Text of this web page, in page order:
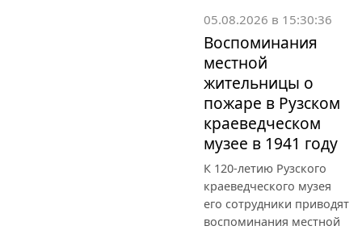
05.08.2026 в 15:30:36
Воспоминания
местной
жительницы о
пожаре в Рузском
краеведческом
музее в 1941 году
К 120-летию Рузского
краеведческого музея
его сотрудники приводят
воспоминания местной